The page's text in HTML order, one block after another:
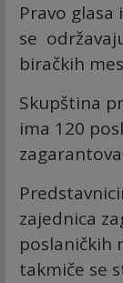
Pravo glasa
se
biračkih
Skupština
ima 120
zajednica
poslaničkih
takmiče se